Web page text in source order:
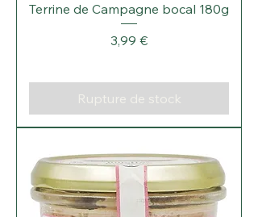
Terrine de Campagne bocal 180g
Prix
3,99 €
Rupture de stock